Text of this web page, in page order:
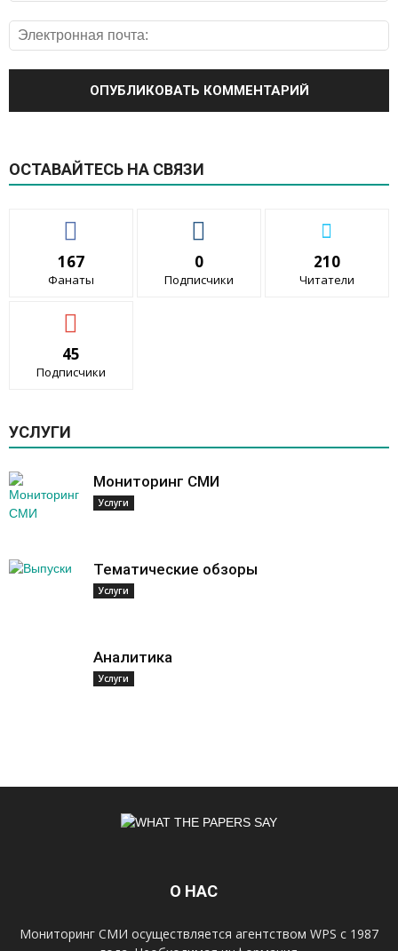
ОСТАВАЙТЕСЬ НА СВЯЗИ
167
Фанаты
0
Подписчики
210
Читатели
45
Подписчики
УСЛУГИ
Мониторинг СМИ
Услуги
Тематические обзоры
Услуги
Аналитика
Услуги
О НАС
Мониторинг СМИ осуществляется агентством WPS с 1987